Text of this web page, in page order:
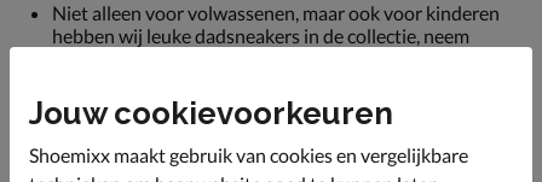
Niet alleen voor volwassenen, maar ook voor kinderen
hebben wij leuke dadsneakers in de collectie, neem
Dit model van Fila is uitgevoerd in imitatieleer.
Door de grove rubberen zool heb je extra veel grip.
Jouw cookievoorkeuren
Shoemixx maakt gebruik van cookies en vergelijkbare